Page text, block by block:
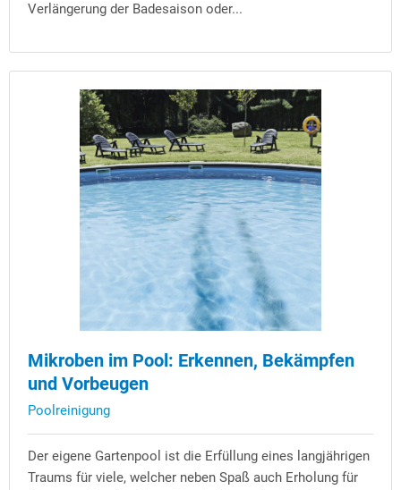
Verlängerung der Badesaison oder...
Mikroben im Pool: Erkennen, Bekämpfen
und Vorbeugen
Poolreinigung
Der eigene Gartenpool ist die Erfüllung eines langjährigen
Traums für viele, welcher neben Spaß auch Erholung für